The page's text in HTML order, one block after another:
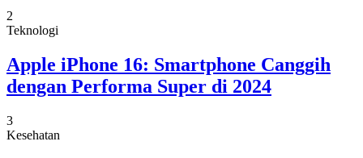
2
Teknologi
Apple iPhone 16: Smartphone Canggih
dengan Performa Super di 2024
3
Kesehatan